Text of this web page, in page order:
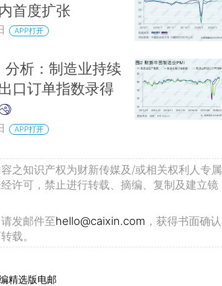
首度扩张
APP打开
分析：制造业持续
口订单指数录得
APP打开
之知识产权为财新传媒及/或相关权利人专属
许可，禁止进行转载、摘编、复制及建立镜
发邮件至hello@caixin.com ，获得书面确认
载。
精选版电邮